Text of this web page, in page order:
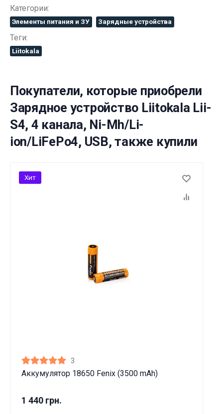
Категории:
Элементы питания и ЗУ Зарядные устройства
Теги:
Liitokala
Покупатели, которые приобрели
Зарядное устройство Liitokala Lii-
S4, 4 канала, Ni-Mh/Li-
ion/LiFePo4, USB, также купили
3
Аккумулятор 18650 Fenix (3500 mAh)
1 440 грн.
Хит